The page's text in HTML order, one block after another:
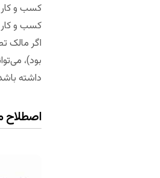
کسب و کار
کسب و کار
اگر مالک
بود)،
داشته
اصطلاح